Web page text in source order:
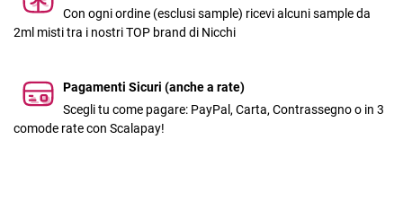
Con ogni ordine (esclusi sample) ricevi alcuni sample da
2ml misti tra i nostri TOP brand di Nicchi
Pagamenti Sicuri (anche a rate)
Scegli tu come pagare: PayPal, Carta, Contrassegno o in 3
comode rate con Scalapay!